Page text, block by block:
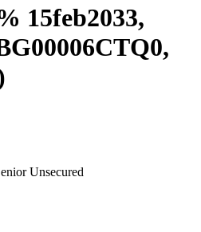
15feb2033,
Unsecured